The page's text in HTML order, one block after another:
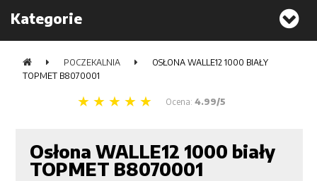
Kategorie
POCZEKALNIA
OSŁONA WALLE12 1000 BIAŁY
TOPMET B8070001
Ocena: 4.99/5
Osłona WALLE12 1000 biały
TOPMET B8070001